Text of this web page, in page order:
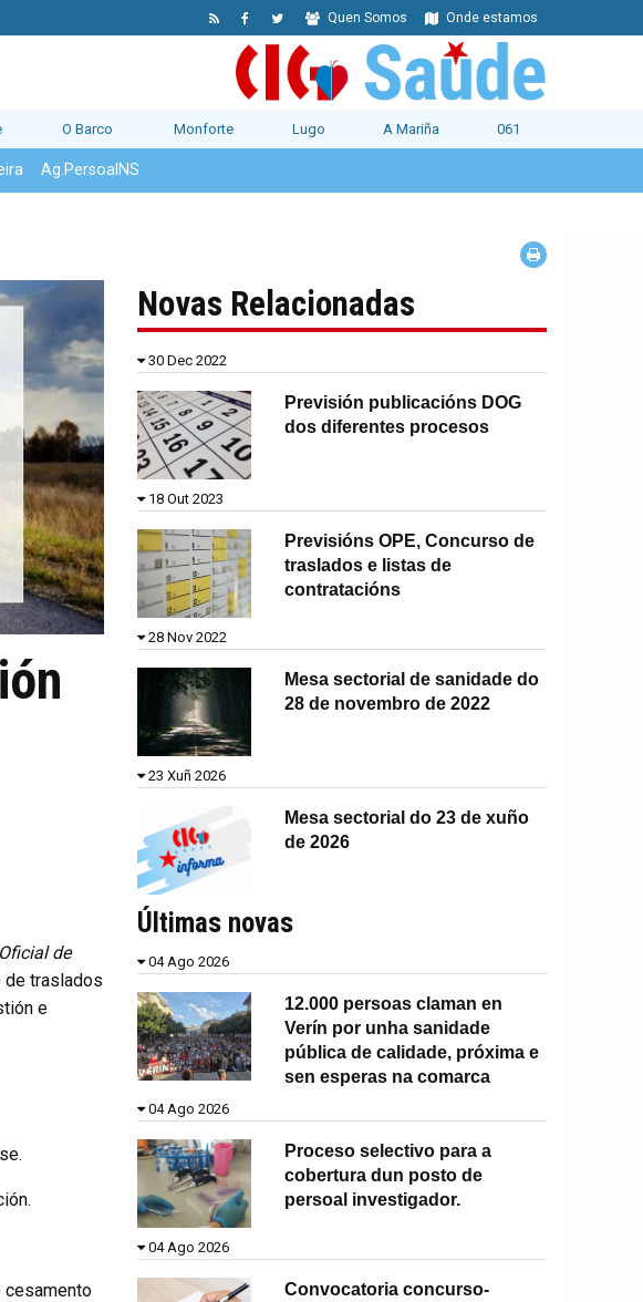
Onde estamos
Quen Somos
O Barco Monforte Lugo A Mariña 061
Ag.PersoalNS
de
de traslados
e
cesamento
Novas Relacionadas
30 Dec 2022
Previsión publicacións DOG
dos diferentes procesos
18 Out 2023
Previsións OPE, Concurso de
traslados e listas de
contratacións
28 Nov 2022
Mesa sectorial de sanidade do
28 de novembro de 2022
23 Xuñ 2026
Mesa sectorial do 23 de xuño
de 2026
Últimas novas
04 Ago 2026
12.000 persoas claman en
Verín por unha sanidade
pública de calidade, próxima e
sen esperas na comarca
04 Ago 2026
Proceso selectivo para a
cobertura dun posto de
persoal investigador.
04 Ago 2026
Convocatoria concurso-